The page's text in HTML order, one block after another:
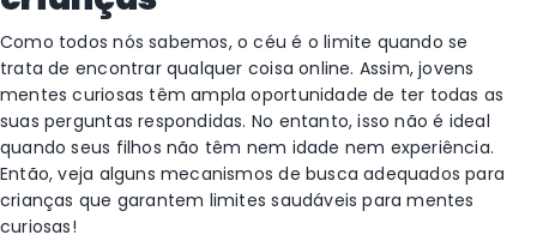
Como todos nós sabemos, o céu é o limite quando se
trata de encontrar qualquer coisa online. Assim, jovens
mentes curiosas têm ampla oportunidade de ter todas as
suas perguntas respondidas. No entanto, isso não é ideal
quando seus filhos não têm nem idade nem experiência.
Então, veja alguns mecanismos de busca adequados para
crianças que garantem limites saudáveis para mentes
curiosas!